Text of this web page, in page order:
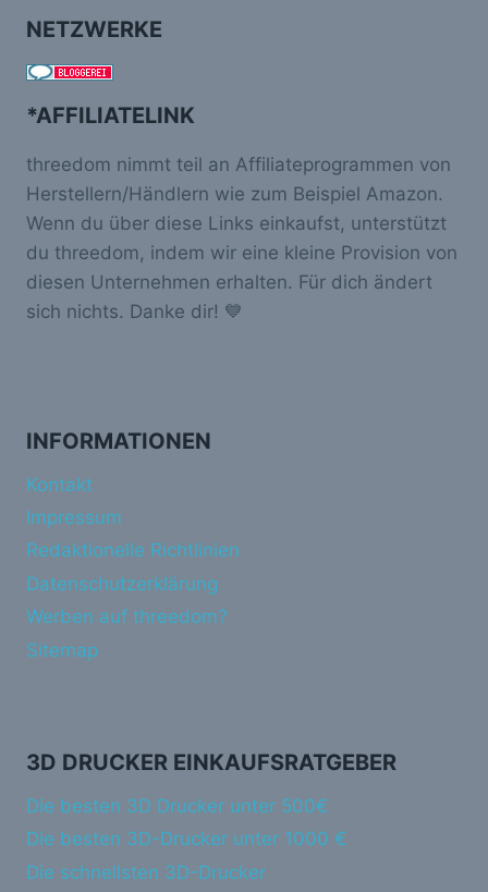
NETZWERKE
*AFFILIATELINK
threedom nimmt teil an Affiliateprogrammen von
Herstellern/Händlern wie zum Beispiel Amazon.
Wenn du über diese Links einkaufst, unterstützt
du threedom, indem wir eine kleine Provision von
diesen Unternehmen erhalten. Für dich ändert
sich nichts. Danke dir! 💙
INFORMATIONEN
Kontakt
Impressum
Redaktionelle Richtlinien
Datenschutzerklärung
Werben auf threedom?
Sitemap
3D DRUCKER EINKAUFSRATGEBER
Die besten 3D Drucker unter 500€
Die besten 3D-Drucker unter 1000 €
Die schnellsten 3D-Drucker